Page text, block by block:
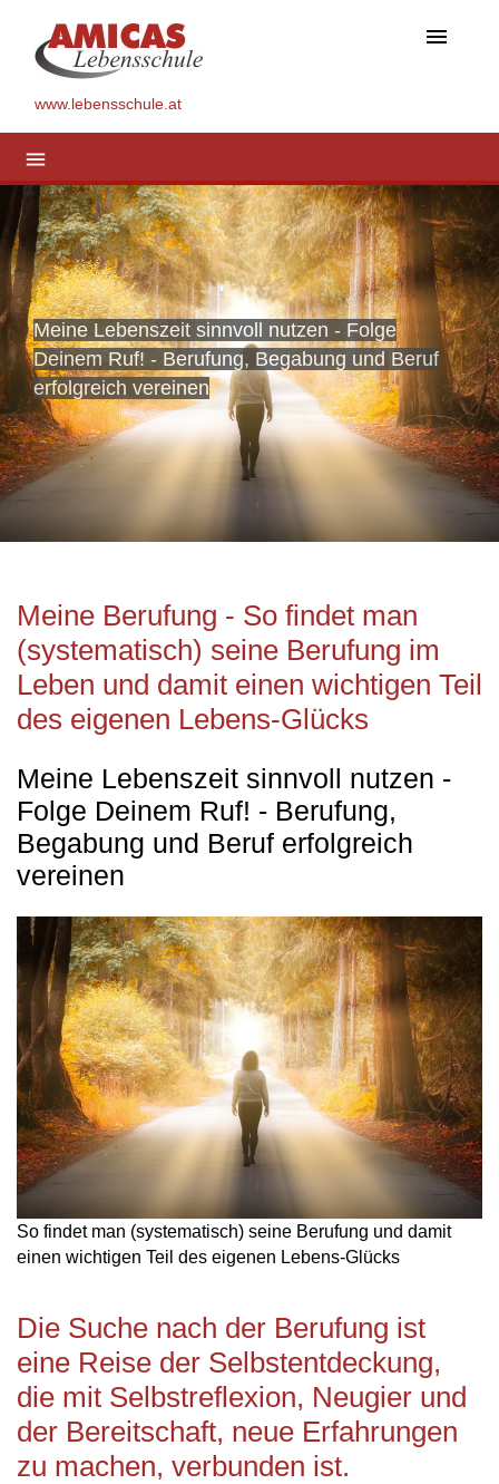
menu
www.lebensschule.at
menu
Meine Lebenszeit sinnvoll nutzen - Folge
Deinem Ruf! - Berufung, Begabung und Beruf
erfolgreich vereinen
Meine Berufung - So findet man
(systematisch) seine Berufung im
Leben und damit einen wichtigen Teil
des eigenen Lebens-Glücks
Meine Lebenszeit sinnvoll nutzen -
Folge Deinem Ruf! - Berufung,
Begabung und Beruf erfolgreich
vereinen
So findet man (systematisch) seine Berufung und damit
einen wichtigen Teil des eigenen Lebens-Glücks
Die Suche nach der Berufung ist
eine Reise der Selbstentdeckung,
die mit Selbstreflexion, Neugier und
der Bereitschaft, neue Erfahrungen
zu machen, verbunden ist.